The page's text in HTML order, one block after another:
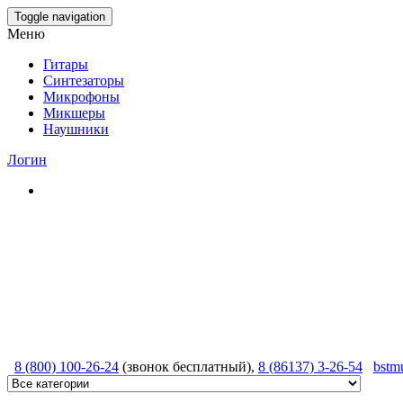
Skip
to
content
Toggle navigation
Меню
Гитары
Синтезаторы
Микрофоны
Микшеры
Наушники
Логин
8 (800) 100-26-24 (звонок бесплатный), 8 (86137) 3-26-54